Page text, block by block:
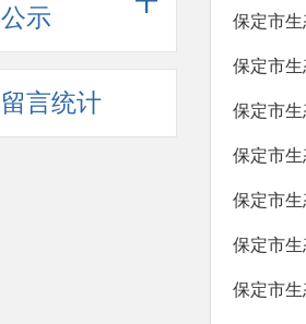
公示
留言统计
保定市
保定市
保定市
保定市
保定市